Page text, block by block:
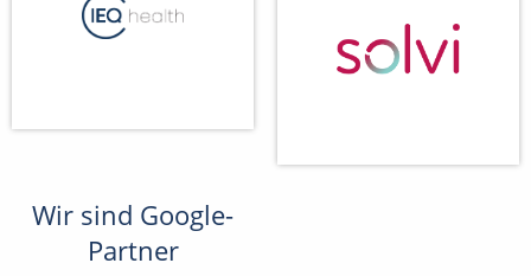
Wir sind Google-
Partner